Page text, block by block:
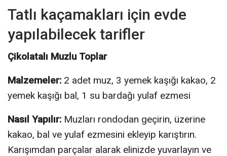
Tatlı kaçamakları için evde
yapılabilecek tarifler
Çikolatalı Muzlu Toplar
Malzemeler: 2 adet muz, 3 yemek kaşığı kakao, 2
yemek kaşığı bal, 1 su bardağı yulaf ezmesi
Nasıl Yapılır: Muzları rondodan geçirin, üzerine
kakao, bal ve yulaf ezmesini ekleyip karıştırın.
Karışımdan parçalar alarak elinizde yuvarlayın ve